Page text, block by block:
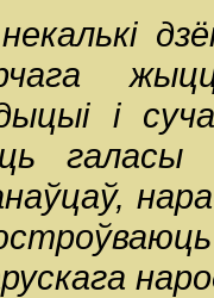
і
галасы